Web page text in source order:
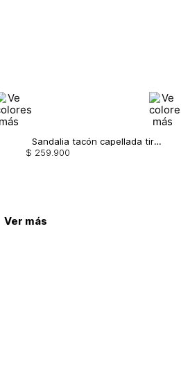
Sandalia tacón capellada tiras
$ 259.900
Ver más